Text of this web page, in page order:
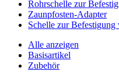
Rohrschelle zur
Zaunpfosten-Adapter
Schelle zur Befestigung
Alle anzeigen
Basisartikel
Zubehör